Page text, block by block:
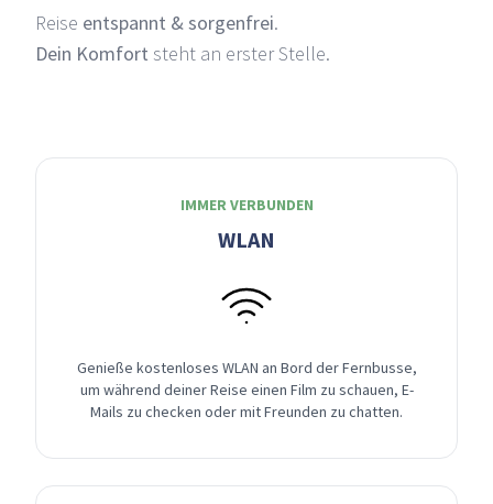
Reise entspannt & sorgenfrei.
Dein Komfort steht an erster Stelle.
IMMER VERBUNDEN
WLAN
Genieße kostenloses WLAN an Bord der Fernbusse,
um während deiner Reise einen Film zu schauen, E-
Mails zu checken oder mit Freunden zu chatten.